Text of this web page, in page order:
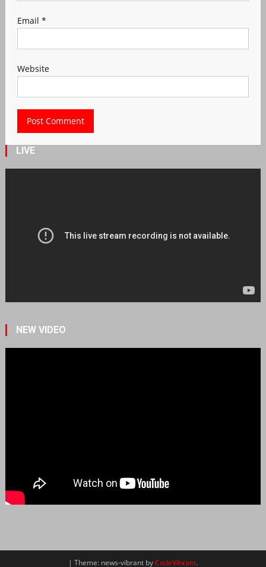
Email *
Website
LIVE
NEW VIDEO
| Theme: news-vibrant byCodeVibrant.